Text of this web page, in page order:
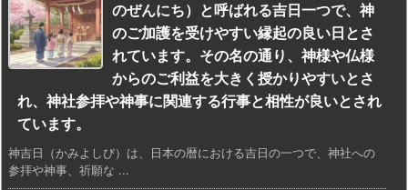
のぜんにち）と呼ばれる吉日一つで、神
のご加護を受けやすい縁起の良い日とさ
れています。その名の通り、神様や仏様
からのご利益を大きく授かりやすいとさ
れ、神社参拝や神事に関連する行事と相性が良いとされ
ています。
神吉日（かみよしび）は、日本の暦における吉日の一つで、神社への
参拝や神事、祈願な ...